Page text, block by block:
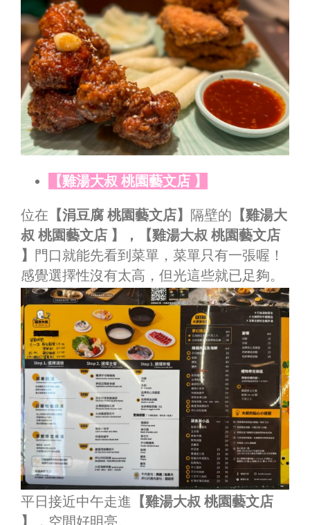
【雞湯大叔 桃園藝文店 】
位在 【涓豆腐 桃園藝文店】 隔壁的 【雞湯大
叔 桃園藝文店 】，【雞湯大叔 桃園藝文店
】 門口就能先看到菜單，菜單只有一張喔！
感覺選擇性沒有太高，但光這些就已足夠。
平日接近中午走進 【雞湯大叔 桃園藝文店
】
，空間好明亮。